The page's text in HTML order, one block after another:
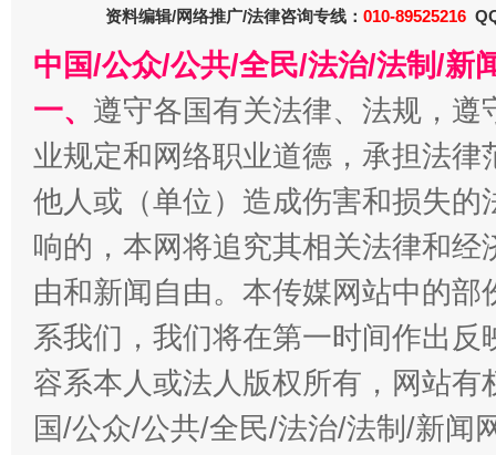
全民健身五年计划来了！等你上场
资料编辑/网络推广/法律咨询专线： 010-89525216
中国/公众/公共/全民/法治/法制/新
一、 遵守各国有关法律、法规，
业规定和网络职业道德，承担法
他人或（单位）造成伤害和损失
响的，本网将追究其相关法律和
由和新闻自由。本传媒网站中的
系我们，我们将在第一时间作出
容系本人或法人版权所有，网站
国/公众/公共/全民/法治/法制/新闻